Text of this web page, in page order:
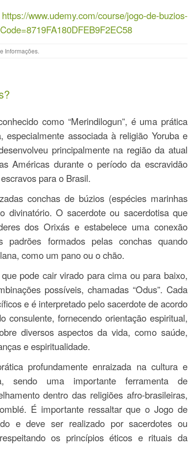
www.udemy.com/course/jogo-de-buzios-
Informações.
como “Merindilogun”, é uma prática
especialmente associada à religião Yoruba e
principalmente na região da atual
Américas durante o período da escravidão
para o Brasil.
conchas de búzios (espécies marinhas
divinatório. O sacerdote ou sacerdotisa que
dos Orixás e estabelece uma conexão
padrões formados pelas conchas quando
como um pano ou o chão.
pode cair virado para cima ou para baixo,
possíveis, chamadas “Odus”. Cada
e é interpretado pelo sacerdote de acordo
consulente, fornecendo orientação espiritual,
diversos aspectos da vida, como saúde,
e espiritualidade.
profundamente enraizada na cultura e
sendo uma importante ferramenta de
dentro das religiões afro-brasileiras,
É importante ressaltar que o Jogo de
e deve ser realizado por sacerdotes ou
os princípios éticos e rituais da